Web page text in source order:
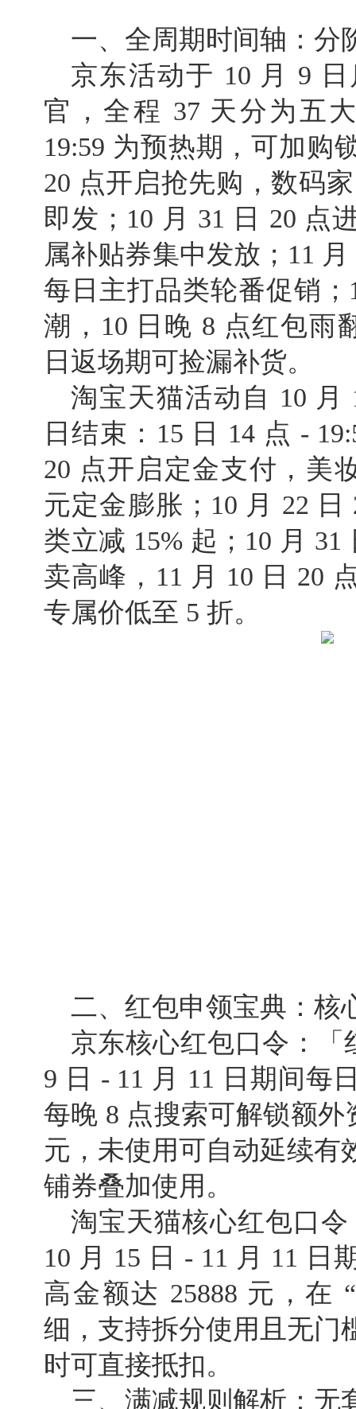
一、全周期时间轴：分
京东活动于 10 月 9
官，全程 37 天分为五
19:59 为预热期，可加购
20 点开启抢先购，数码
即发；10 月 31 日 20 点
属补贴券集中发放；11
每日主打品类轮番促销；
潮，10 日晚 8 点红包雨
日返场期可捡漏补货。
淘宝天猫活动自 10 月
日结束：15 日 14 点 -
20 点开启定金支付，美
元定金膨胀；10 月 22
类立减 15% 起；10 月
卖高峰，11 月 10 日 20
专属价低至 5 折。
二、红包申领宝典：核
京东核心红包口令：「
9 日 - 11 月 11 日期间每
每晚 8 点搜索可解锁额外
元，未使用可自动延续有
铺券叠加使用。
淘宝天猫核心红包口
10 月 15 日 - 11 月 11 日
高金额达 25888 元，在
细，支持拆分使用且无门
时可直接抵扣。
三、满减规则解析：无